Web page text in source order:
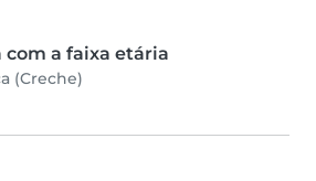
com a faixa etária
(Creche)